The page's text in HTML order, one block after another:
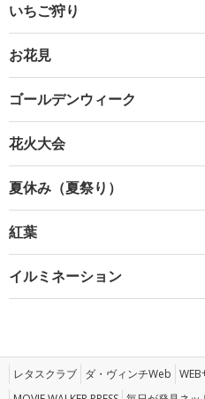
いちご狩り
お花見
ゴールデンウィーク
花火大会
夏休み（夏祭り）
紅葉
イルミネーション
レタスクラブ ダ・ヴィンチWeb